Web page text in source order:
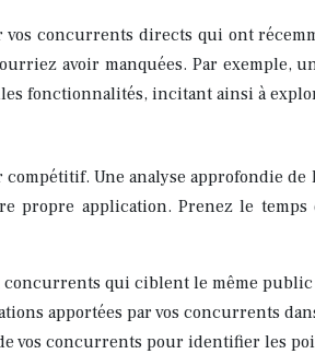
concurrents directs qui ont
avoir manquées. Par exemple,
fonctionnalités, incitant ainsi à
Une analyse approfondie
propre application. Prenez le
qui ciblent le même public
apportées par vos concurrents
vos concurrents pour identifier les